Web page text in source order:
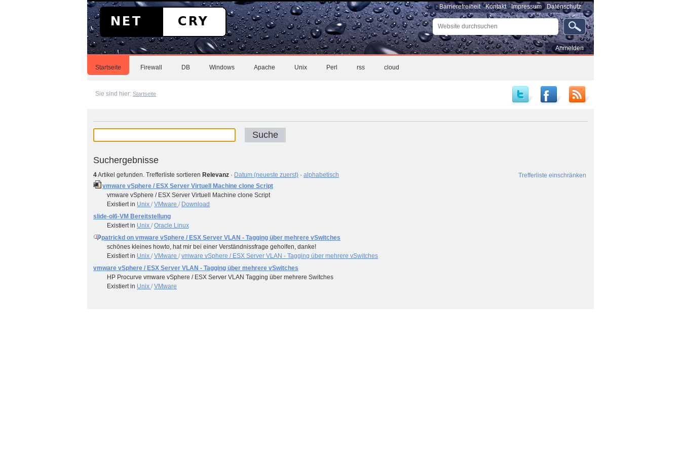
Direkt
zum
Inhalt
Direkt
zur
Website
durchsuchen
Erweiterte
Suche…
Barrierefreiheit Kontakt Impressum Datenschutz
Benutzerspezifische
Werkzeuge
Anmelden
Startseite
Firewall DB Windows Apache Unix Perl rss cloud
Sie sind hier: Startseite
Suchergebnisse
4Artikel gefunden. Trefferliste einschränken
Trefferliste sortieren Relevanz · Datum (neueste zuerst) · alphabetisch
vmware vSphere / ESX Server Virtuell Machine clone Script
vmware vSphere / ESX Server Virtuell Machine clone Script
Existiert in Unix / VMware / Download
slide-ol6-VM Bereitstellung
Existiert in Unix / Oracle Linux
patrickd on vmware vSphere / ESX Server VLAN - Tagging über mehrere vSwitches
schönes kleines howto, hat mir bei einer Verständnissfrage geholfen, danke!
Existiert in Unix / VMware / vmware vSphere / ESX Server VLAN - Tagging über mehrere vSwitches
vmware vSphere / ESX Server VLAN - Tagging über mehrere vSwitches
HP Procurve vmware vSphere / ESX Server VLAN Tagging über mehrere Switches
Existiert in Unix / VMware